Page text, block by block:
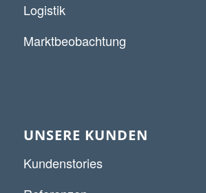
Logistik
Marktbeobachtung
UNSERE KUNDEN
Kundenstories